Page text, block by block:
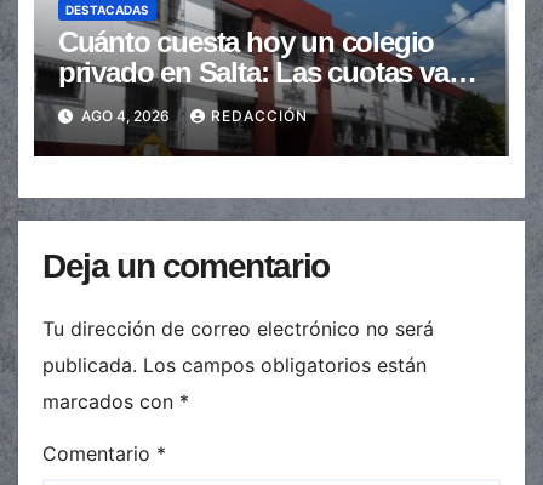
DESTACADAS
Cuánto cuesta hoy un colegio
privado en Salta: Las cuotas van
de $110.000 a más de $600.000
AGO 4, 2026 REDACCIÓN
Deja un comentario
Tu dirección de correo electrónico no será
publicada. Los campos obligatorios están
marcados con *
Comentario *